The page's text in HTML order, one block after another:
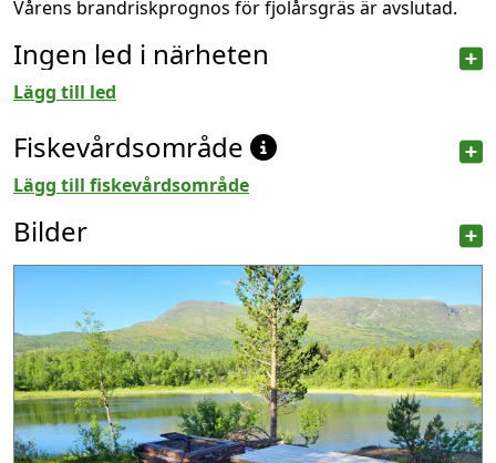
Vårens brandriskprognos för fjolårsgräs är avslutad.
Ingen led i närheten
Lägg till led
Fiskevårdsområde
Lägg till fiskevårdsområde
Bilder